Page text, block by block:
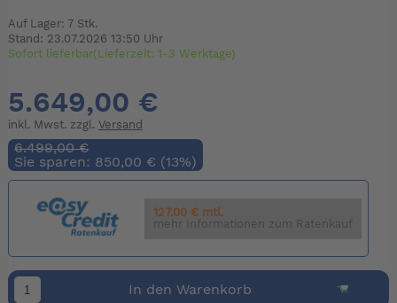
Auf Lager: 7 Stk.
Stand: 23.07.2026 13:50 Uhr
Sofort lieferbar(Lieferzeit: 1-3 Werktage)
5.649,00 €
inkl. Mwst. zzgl. Versand
6.499,00 €
Sie sparen: 850,00 € (13%)
127.00 € mtl.
mehr Informationen zum Ratenkauf
In den Warenkorb